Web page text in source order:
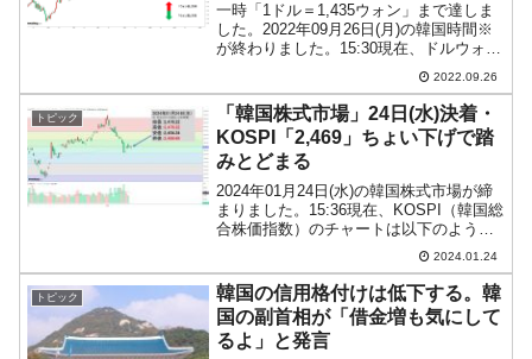
一時「1ドル＝1,435ウォン」まで達しま
した。2022年09月26日(月)の韓国時間※
が終わりました。15:30現在、ドルウォン
のチャートは以下のようになっています
（チャートは『Investing.com』より引
用）。1,419ウォンまで...
2022.09.26
トピック
「韓国株式市場」24日(水)決着・
KOSPI「2,469」ちょい下げで踏
みとどまる
2024年01月24日(水)の韓国株式市場が締
まりました。15:36現在、KOSPI（韓国総
合株価指数）のチャートは以下のように
『Investing.com』より引用）。下ヒゲの
分は戻りましたが、冴えません。結局陰
線...
2024.01.24
トピック
韓国の信用格付けは低下する。韓
国の副首相が「借金増も気にして
るよ」と発言